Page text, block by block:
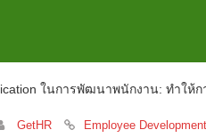
ในการพัฒนาพนักงาน: ทำให้
GetHR Employee Development